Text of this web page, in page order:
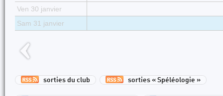
Ven 30 janvier
Sam 31 janvier
sorties du club sorties « Spéléologie »